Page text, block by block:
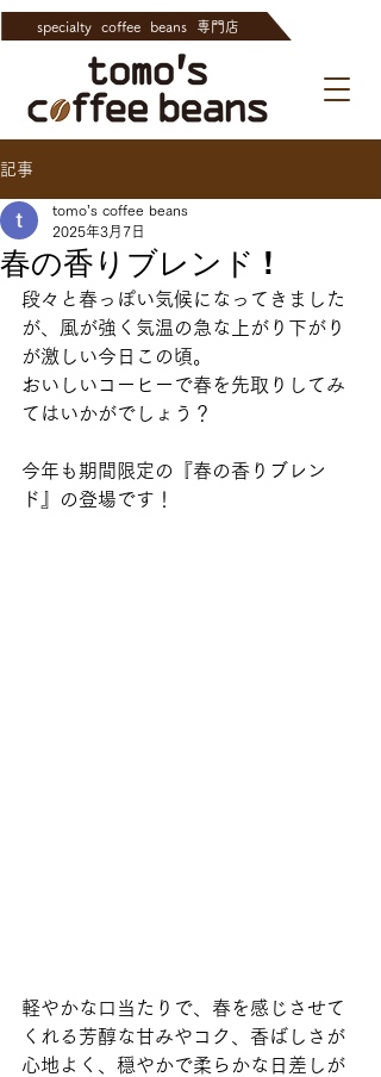
specialty coffee beans 専門店
記事
春の香りブレンド !
tomo’s coffee beans
2025年3月7日
段々と春っぽい気候になってきました
が、風が強く気温の急な上がり下がり
が激しい今日この頃。
おいしいコーヒーで春を先取りしてみ
てはいかがでしょう？
今年も期間限定の『春の香りブレン
ド』の登場です！
軽やかな口当たりで、春を感じさせて
くれる芳醇な甘みやコク、香ばしさが
心地よく、穏やかで柔らかな日差しが